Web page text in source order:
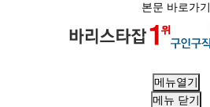
본문 바로가기
메뉴열기
메뉴 닫기